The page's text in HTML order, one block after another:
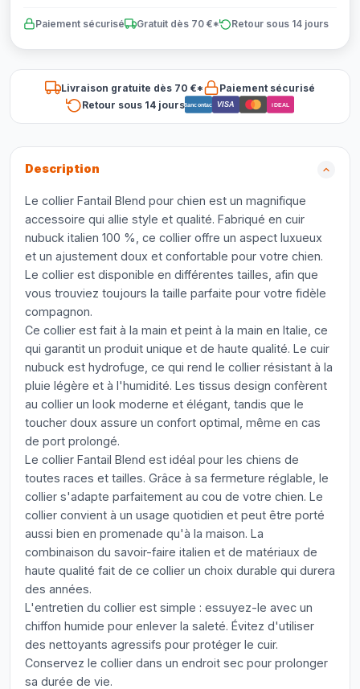
Paiement sécurisé Gratuit dès 70 €* Retour sous 14 jours
Livraison gratuite dès 70 €*
Paiement sécurisé
Retour sous 14 joursBancontact VISA iDEAL
Description
Le collier Fantail Blend pour chien est un magnifique
accessoire qui allie style et qualité. Fabriqué en cuir
nubuck italien 100 %, ce collier offre un aspect luxueux
et un ajustement doux et confortable pour votre chien.
Le collier est disponible en différentes tailles, afin que
vous trouviez toujours la taille parfaite pour votre fidèle
compagnon.
Ce collier est fait à la main et peint à la main en Italie, ce
qui garantit un produit unique et de haute qualité. Le cuir
nubuck est hydrofuge, ce qui rend le collier résistant à la
pluie légère et à l'humidité. Les tissus design confèrent
au collier un look moderne et élégant, tandis que le
toucher doux assure un confort optimal, même en cas
de port prolongé.
Le collier Fantail Blend est idéal pour les chiens de
toutes races et tailles. Grâce à sa fermeture réglable, le
collier s'adapte parfaitement au cou de votre chien. Le
collier convient à un usage quotidien et peut être porté
aussi bien en promenade qu'à la maison. La
combinaison du savoir-faire italien et de matériaux de
haute qualité fait de ce collier un choix durable qui durera
des années.
L'entretien du collier est simple : essuyez-le avec un
chiffon humide pour enlever la saleté. Évitez d'utiliser
des nettoyants agressifs pour protéger le cuir.
Conservez le collier dans un endroit sec pour prolonger
sa durée de vie.